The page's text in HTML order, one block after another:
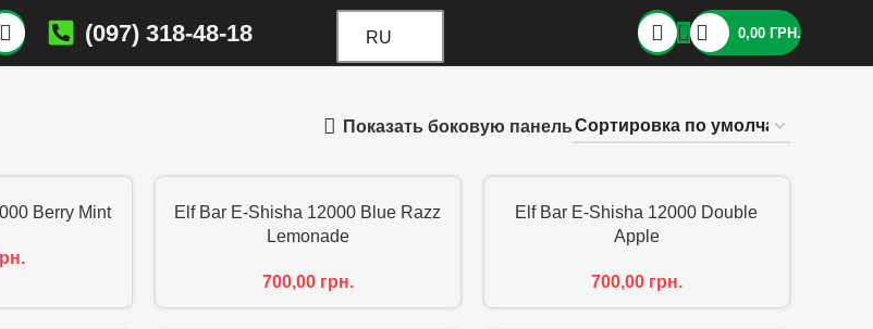
(097) 318-48-18 RU 0,00 ГРН.
Показать боковую панель
Berry Mint
Elf Bar E-Shisha 12000 Blue Razz
Lemonade
700,00 грн.
Elf Bar E-Shisha 12000 Double
Apple
700,00 грн.